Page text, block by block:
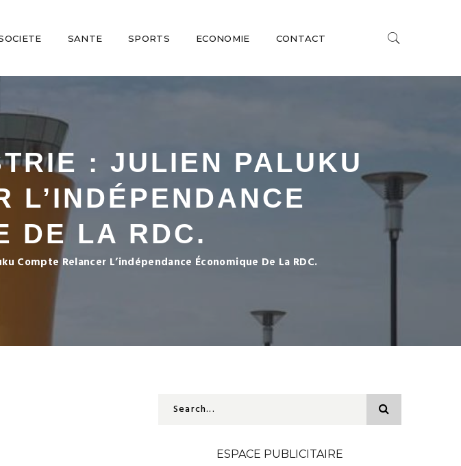
SANTE SPORTS ECONOMIE CONTACT
: JULIEN PALUKU
L’INDÉPENDANCE
DE LA RDC.
Compte Relancer L’indépendance Économique De La RDC.
ESPACE PUBLICITAIRE